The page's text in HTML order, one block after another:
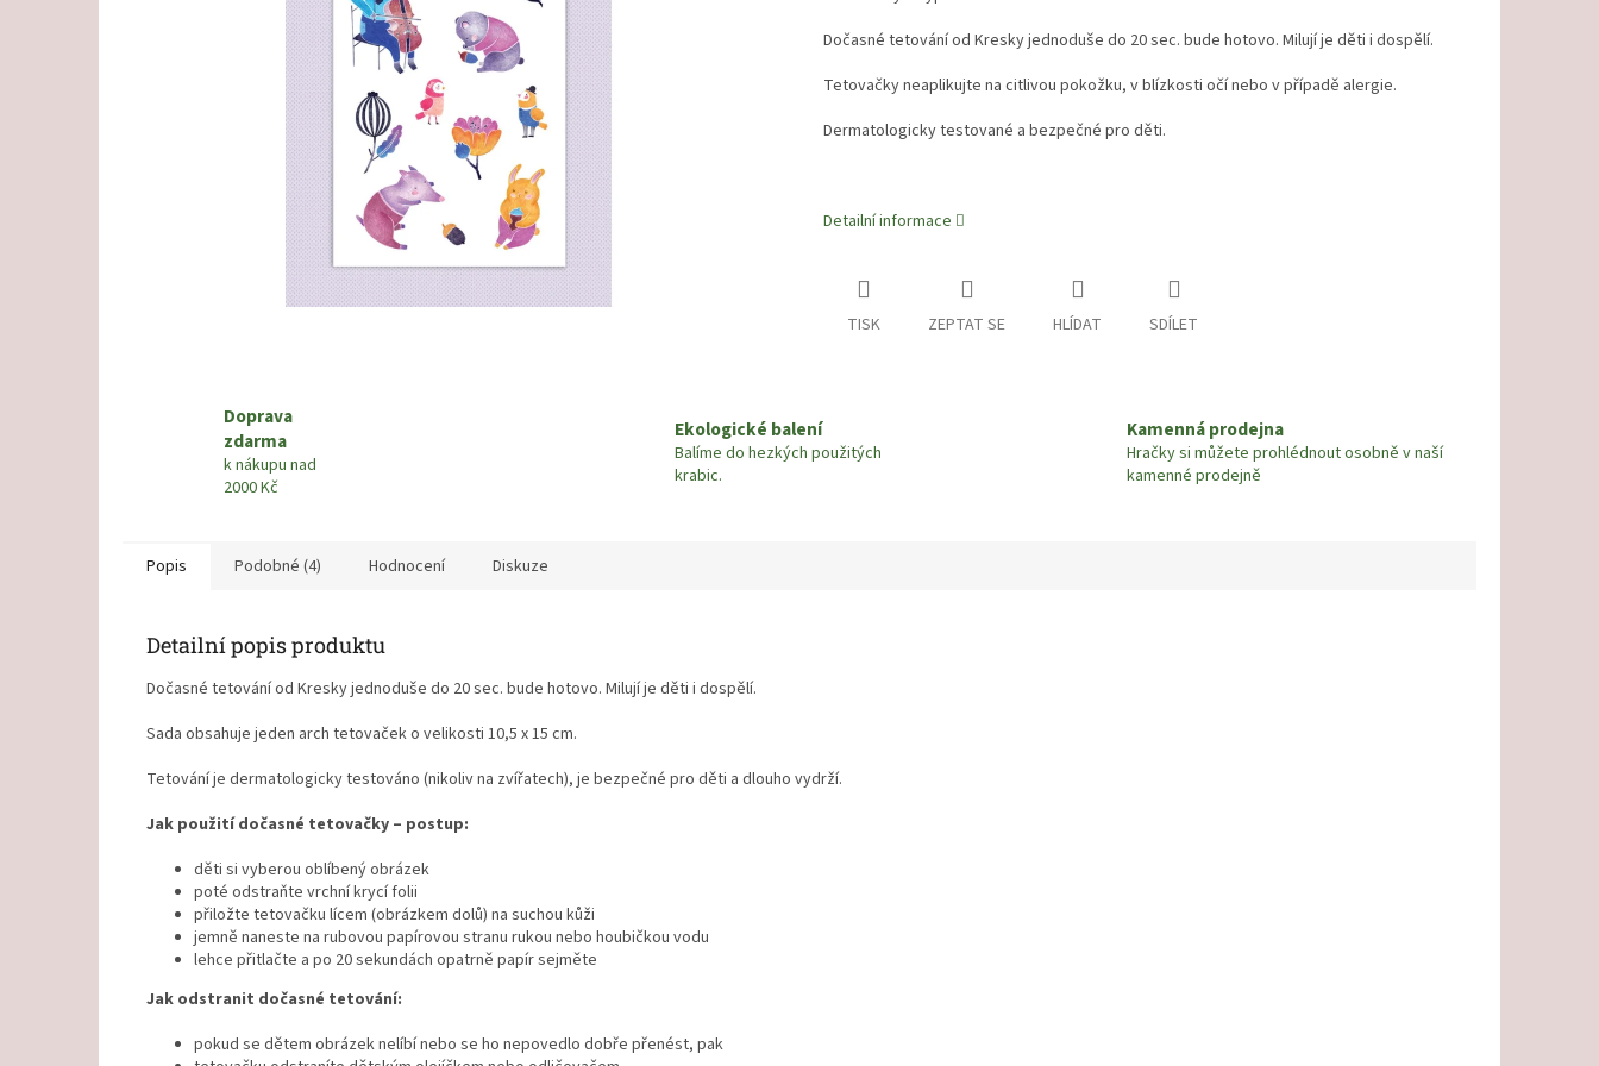
Dočasné tetování od Kresky jednoduše do 20 sec. bude hotovo. Milují je děti i dospělí.
Tetovačky neaplikujte na citlivou pokožku, v blízkosti očí nebo v případě alergie.
Dermatologicky testované a bezpečné pro děti.
Detailní informace
TISK ZEPTAT SE HLÍDAT SDÍLET
Doprava
zdarma
k nákupu nad
2000 Kč
Ekologické balení
Balíme do hezkých použitých
krabic.
Kamenná prodejna
Hračky si můžete prohlédnout osobně v naší
kamenné prodejně
Popis Podobné (4) Hodnocení Diskuze
Detailní popis produktu
Dočasné tetování od Kresky jednoduše do 20 sec. bude hotovo. Milují je děti i dospělí.
Sada obsahuje jeden arch tetovaček o velikosti 10,5 x 15 cm.
Tetování je dermatologicky testováno (nikoliv na zvířatech), je bezpečné pro děti a dlouho vydrží.
Jak použití dočasné tetovačky – postup:
děti si vyberou oblíbený obrázek
poté odstraňte vrchní krycí folii
přiložte tetovačku lícem (obrázkem dolů) na suchou kůži
jemně naneste na rubovou papírovou stranu rukou nebo houbičkou vodu
lehce přitlačte a po 20 sekundách opatrně papír sejměte
Jak odstranit dočasné tetování:
pokud se dětem obrázek nelíbí nebo se ho nepovedlo dobře přenést, pak